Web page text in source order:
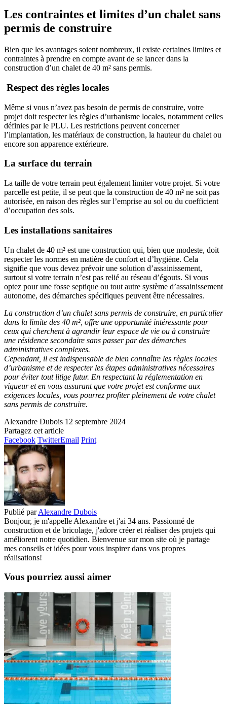
Les contraintes et limites d’un chalet sans
permis de construire
Bien que les avantages soient nombreux, il existe certaines limites et
contraintes à prendre en compte avant de se lancer dans la
construction d’un chalet de 40 m² sans permis.
Respect des règles locales
Même si vous n’avez pas besoin de permis de construire, votre
projet doit respecter les règles d’urbanisme locales, notamment celles
définies par le PLU. Les restrictions peuvent concerner
l’implantation, les matériaux de construction, la hauteur du chalet ou
encore son apparence extérieure.
La surface du terrain
La taille de votre terrain peut également limiter votre projet. Si votre
parcelle est petite, il se peut que la construction de 40 m² ne soit pas
autorisée, en raison des règles sur l’emprise au sol ou du coefficient
d’occupation des sols.
Les installations sanitaires
Un chalet de 40 m² est une construction qui, bien que modeste, doit
respecter les normes en matière de confort et d’hygiène. Cela
signifie que vous devez prévoir une solution d’assainissement,
surtout si votre terrain n’est pas relié au réseau d’égouts. Si vous
optez pour une fosse septique ou tout autre système d’assainissement
autonome, des démarches spécifiques peuvent être nécessaires.
La construction d’un chalet sans permis de construire, en particulier
dans la limite des 40 m², offre une opportunité intéressante pour
ceux qui cherchent à agrandir leur espace de vie ou à construire
une résidence secondaire sans passer par des démarches
administratives complexes.
Cependant, il est indispensable de bien connaître les règles locales
d’urbanisme et de respecter les étapes administratives nécessaires
pour éviter tout litige futur. En respectant la réglementation en
vigueur et en vous assurant que votre projet est conforme aux
exigences locales, vous pourrez profiter pleinement de votre chalet
sans permis de construire.
Alexandre Dubois 12 septembre 2024
Partagez cet article
Facebook TwitterEmail Print
Publié par Alexandre Dubois
Bonjour, je m'appelle Alexandre et j'ai 34 ans. Passionné de
construction et de bricolage, j'adore créer et réaliser des projets qui
améliorent notre quotidien. Bienvenue sur mon site où je partage
mes conseils et idées pour vous inspirer dans vos propres
réalisations!
Vous pourriez aussi aimer